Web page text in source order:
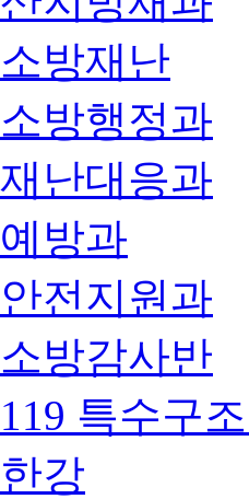
소방재난
소방행정과
재난대응과
예방과
안전지원과
소방감사반
119 특수구
한강